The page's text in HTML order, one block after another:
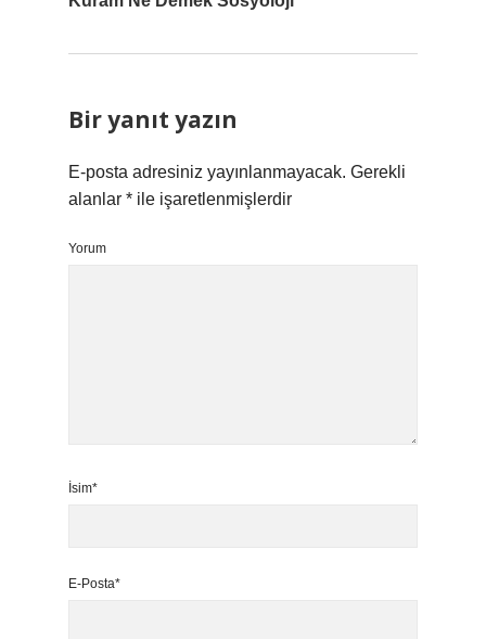
Bir yanıt yazın
E-posta adresiniz yayınlanmayacak. Gerekli
alanlar * ile işaretlenmişlerdir
Yorum
İsim*
E-Posta*